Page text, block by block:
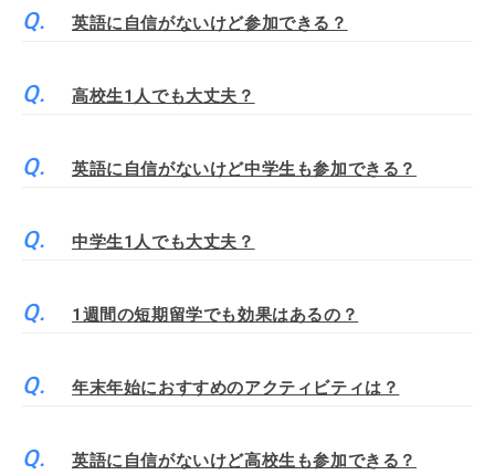
英語に自信がないけど参加できる？
高校生1人でも大丈夫？
英語に自信がないけど中学生も参加できる？
中学生1人でも大丈夫？
1週間の短期留学でも効果はあるの？
年末年始におすすめのアクティビティは？
英語に自信がないけど高校生も参加できる？